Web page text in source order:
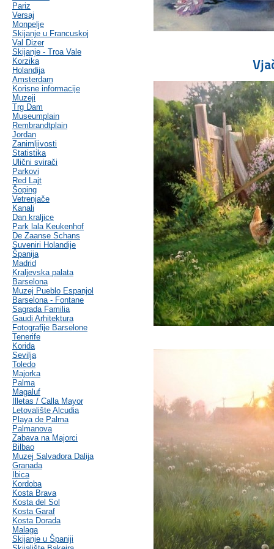
Pariz
Versaj
Monpelje
Skijanje u Francuskoj
Val Dizer
Skijanje - Troa Vale
Korzika
Holandija
Amsterdam
Korisne informacije
Muzeji
Trg Dam
Museumplain
Rembrandtplain
Jordan
Zanimljivosti
Statistika
Ulični svirači
Parkovi
Red Lajt
Šoping
Vetrenjače
Kanali
Dan kraljice
Park lala Keukenhof
De Zaanse Schans
Suveniri Holandije
Španija
Madrid
Kraljevska palata
Barselona
Muzej Pueblo Espanjol
Barselona - Fontane
Sagrada Familia
Gaudi Arhitektura
Fotografije Barselone
Tenerife
Korida
Sevilja
Toledo
Majorka
Palma
Magaluf
Illetas / Calla Mayor
Letovalište Alcudia
Playa de Palma
Palmanova
Zabava na Majorci
Bilbao
Muzej Salvadora Dalija
Granada
Ibica
Kordoba
Kosta Brava
Kosta del Sol
Kosta Garaf
Kosta Dorada
Malaga
Skijanje u Španiji